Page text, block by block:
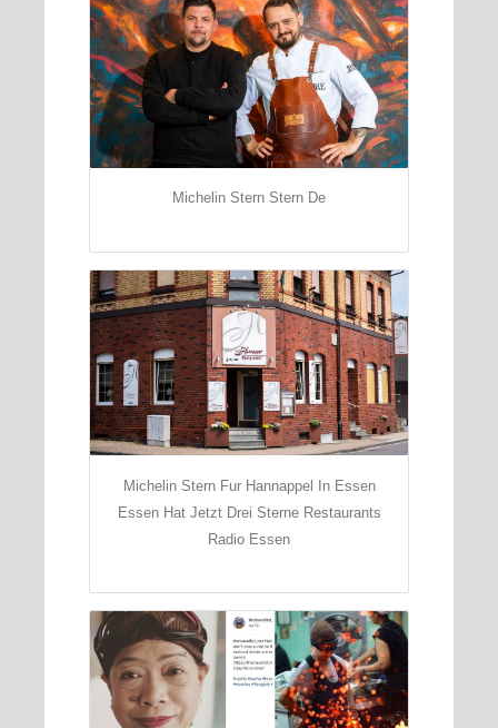
Michelin Stern Stern De
Michelin Stern Fur Hannappel In Essen
Essen Hat Jetzt Drei Sterne Restaurants
Radio Essen